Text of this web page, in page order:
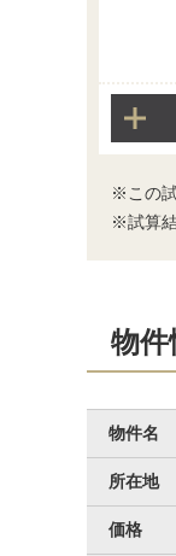
※この
※試算
物件
物件名
所在地
価格